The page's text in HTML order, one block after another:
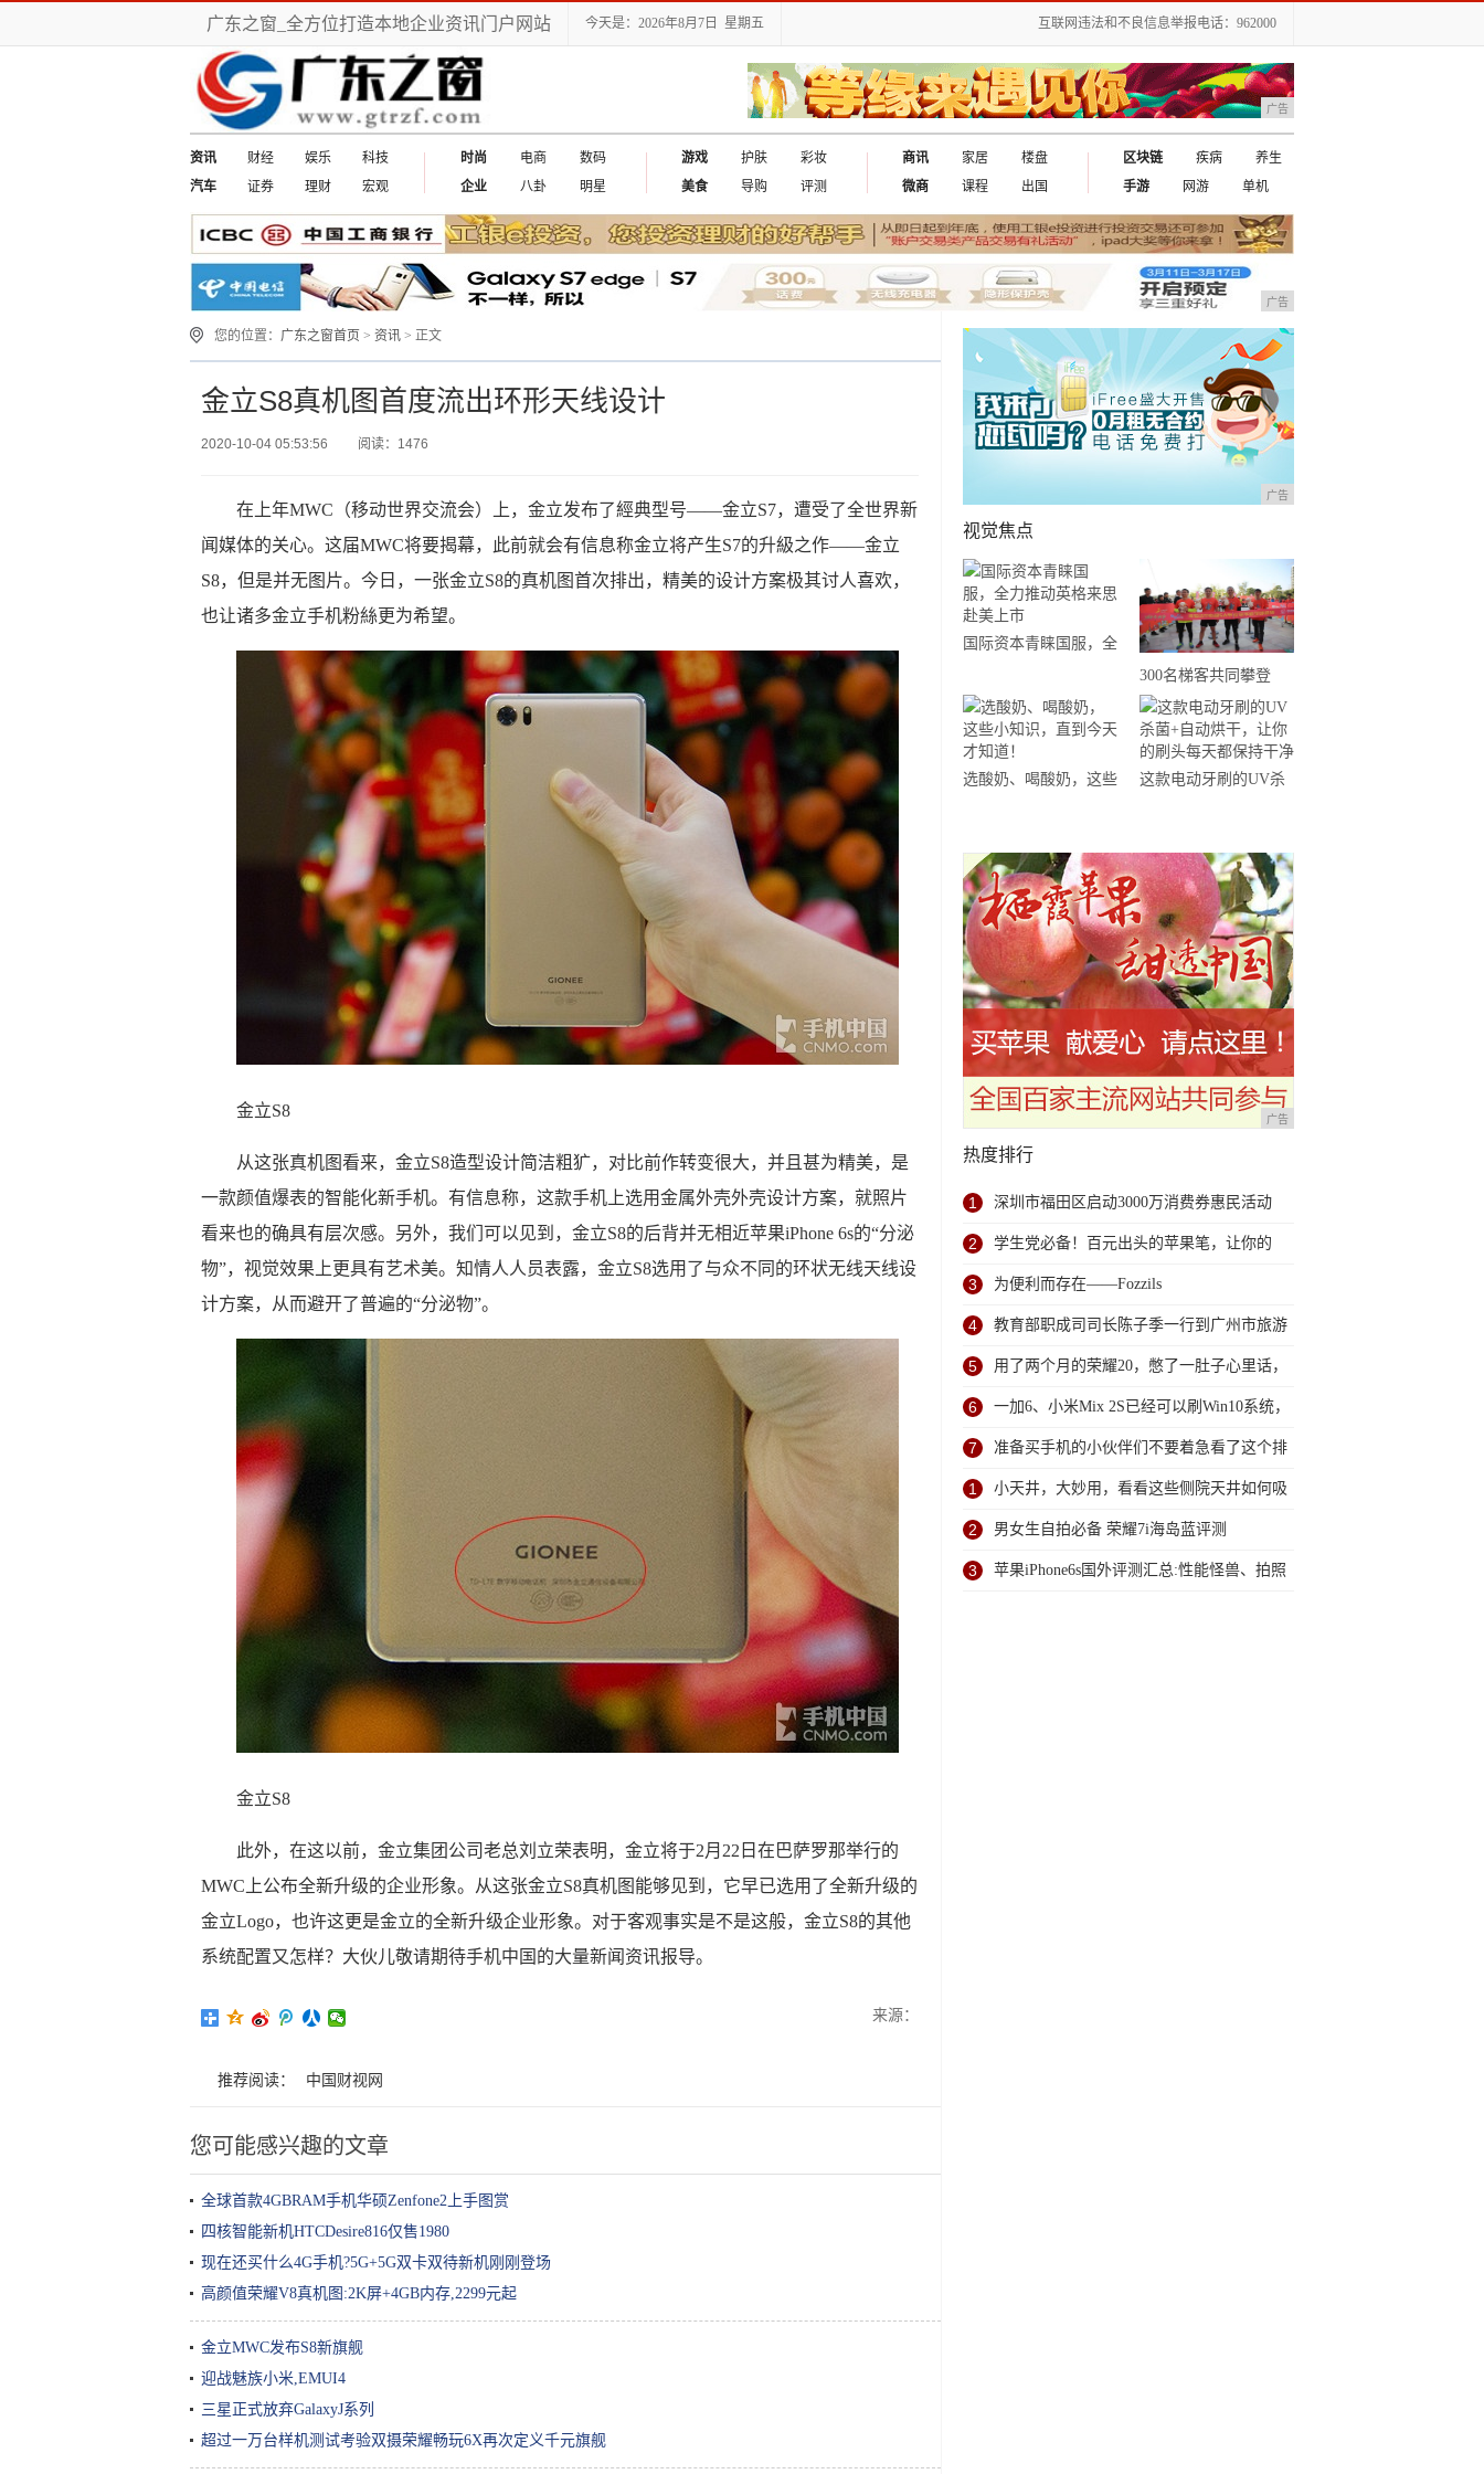
广东之窗_全方位打造本地企业资讯门户网站 今天是：2026年8月7日 星期五 互联网违法和不良信息举报电话：962000
广告
资讯 财经 娱乐
科技
汽车
证券 理财 宏观
时尚 电商
数码
企业
八卦 明星
游戏 护肤
彩妆
美食
导购 评测
商讯 家居
楼盘
微商
课程 出国
区块链 疾病
养生
手游
网游 单机
广告
您的位置： 广东之窗首页 > 资讯 > 正文
金立S8真机图首度流出环形天线设计
2020-10-04 05:53:56 阅读：1476
在上年MWC（移动世界交流会）上，金立发布了經典型号——金立S7，遭受了全世界新
闻媒体的关心。这届MWC将要揭幕，此前就会有信息称金立将产生S7的升級之作——金立
S8，但是并无图片。今日，一张金立S8的真机图首次排出，精美的设计方案极其讨人喜欢，
也让诸多金立手机粉絲更为希望。
金立S8
从这张真机图看来，金立S8造型设计简洁粗犷，对比前作转变很大，并且甚为精美，是
一款颜值爆表的智能化新手机。有信息称，这款手机上选用金属外壳外壳设计方案，就照片
看来也的确具有层次感。另外，我们可以见到，金立S8的后背并无相近苹果iPhone 6s的“分泌
物”，视觉效果上更具有艺术美。知情人人员表露，金立S8选用了与众不同的环状无线天线设
计方案，从而避开了普遍的“分泌物”。
金立S8
此外，在这以前，金立集团公司老总刘立荣表明，金立将于2月22日在巴萨罗那举行的
MWC上公布全新升级的企业形象。从这张金立S8真机图能够见到，它早已选用了全新升级的
金立Logo，也许这更是金立的全新升级企业形象。对于客观事实是不是这般，金立S8的其他
系统配置又怎样？大伙儿敬请期待手机中国的大量新闻资讯报导。
来源：
推荐阅读： 中国财视网
您可能感兴趣的文章
全球首款4GBRAM手机华硕Zenfone2上手图赏
四核智能新机HTCDesire816仅售1980
现在还买什么4G手机?5G+5G双卡双待新机刚刚登场
高颜值荣耀V8真机图:2K屏+4GB内存,2299元起
金立MWC发布S8新旗舰
迎战魅族小米,EMUI4
三星正式放弃GalaxyJ系列
超过一万台样机测试考验双摄荣耀畅玩6X再次定义千元旗舰
广告
视觉焦点
国际资本青睐国服，全
市
300名梯客共同攀登
2019国际垂直马拉松超
级精英赛顺德海骏达中
心站欢乐开跑
选酸奶、喝酸奶，这些
这款电动牙刷的UV杀
广告
热度排行
1 深圳市福田区启动3000万消费券惠民活动
2 学生党必备！百元出头的苹果笔，让你的
iPad成为学习神器
3 为便利而存在——Fozzils
4 教育部职成司司长陈子季一行到广州市旅游
商务职业学校考察调研
5 用了两个月的荣耀20，憋了一肚子心里话，
今天终于一吐为快
6 一加6、小米Mix 2S已经可以刷Win10系统，
网友：安卓提不动刀了？
7 准备买手机的小伙伴们不要着急看了这个排
行榜再决定买哪款手机吧
1 小天井，大妙用，看看这些侧院天井如何吸
引人
2 男女生自拍必备 荣耀7i海岛蓝评测
3 苹果iPhone6s国外评测汇总:性能怪兽、拍照